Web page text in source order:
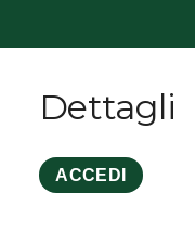
Dettagli
ACCEDI